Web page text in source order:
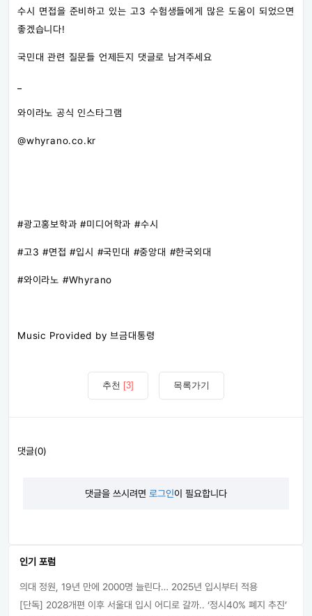
수시 면접을 준비하고 있는 고3 수험생들에게 많은 도움이 되었으면
좋겠습니다!
국민대 관련 질문들 언제든지 댓글로 남겨주세요
와이라노 공식 인스타그램
@whyrano.co.kr
#광고홍보학과 #미디어학과 #수시
#고3 #면접 #입시 #국민대 #중앙대 #한국외대
#와이라노 #Whyrano
Music Provided by 브금대통령
추천 [3] 목록가기
댓글(0)
댓글을 쓰시려면 로그인이 필요합니다
인기 포럼
의대 정원, 19년 만에 2000명 늘린다… 2025년 입시부터 적용
[단독] 2028개편 이후 서울대 입시 어디로 갈까.. ‘정시40% 폐지 추진’